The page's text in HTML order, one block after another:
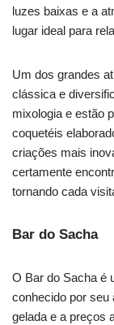
luzes baixas e a
lugar ideal para
Um dos grandes
clássica e
mixologia e estão
coquetéis
criações mais
certamente
tornando cada
Bar do Sacha
O Bar do Sacha é
conhecido por seu
gelada e a preços